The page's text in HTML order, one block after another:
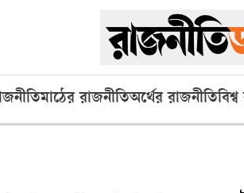
মাঠের রাজনীতিঅর্থের রাজনীতি